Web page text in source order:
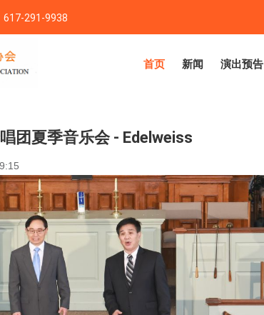
617-291-9938
首页 新闻 演出预告
团夏季音乐会 - Edelweiss